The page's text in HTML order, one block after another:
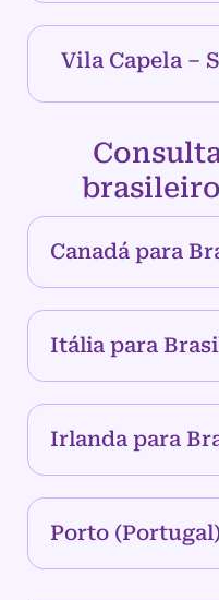
Vila Capela –
Canadá para
Itália para
Irlanda para
Porto